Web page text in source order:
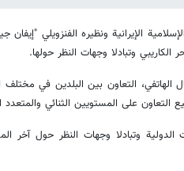
الإيرانية ونظيره الفنزويلي "إيفان
وتبادلا وجهات النظر حولها.
الهاتفي، التعاون بين البلدين في مختلف
التعاون على المستويين الثنائي
الدولية وتبادلا وجهات النظر حول آخر